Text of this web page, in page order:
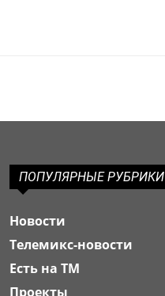
ПОПУЛЯРНЫЕ РУБРИКИ
Новости
Телемикс-новости
Есть на ТМ
Проекты